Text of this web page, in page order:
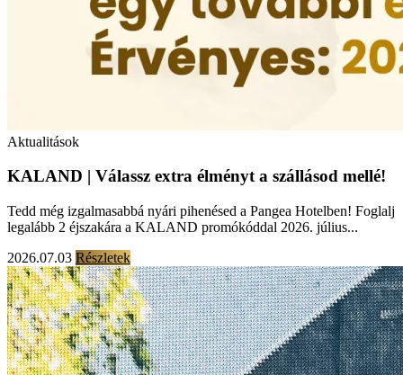
Aktualitások
KALAND | Válassz extra élményt a szállásod mellé!
Tedd még izgalmasabbá nyári pihenésed a Pangea Hotelben! Foglalj
legalább 2 éjszakára a KALAND promókóddal 2026. július...
2026.07.03 Részletek